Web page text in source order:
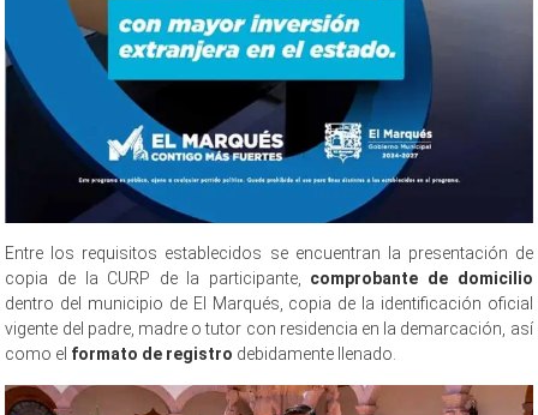
Entre los requisitos establecidos se encuentran la presentación de
copia de la CURP de la participante, comprobante de domicilio
dentro del municipio de El Marqués, copia de la identificación oficial
vigente del padre, madre o tutor con residencia en la demarcación, así
como el formato de registro debidamente llenado.